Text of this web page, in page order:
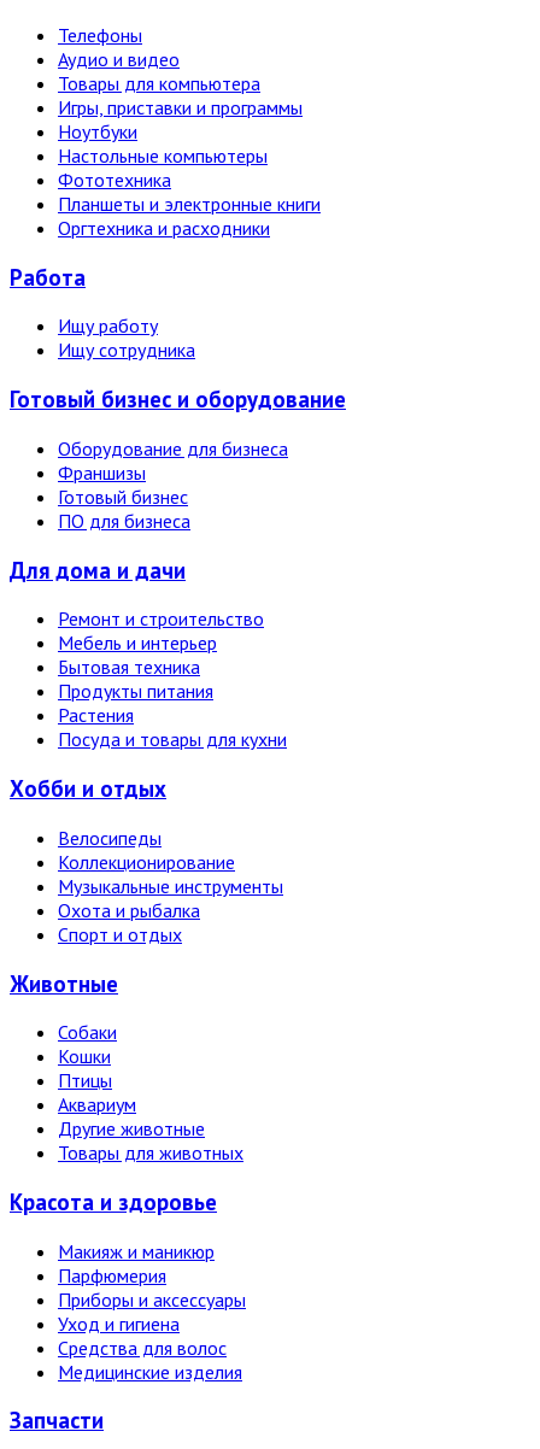
Телефоны
Аудио и видео
Товары для компьютера
Игры, приставки и программы
Ноутбуки
Настольные компьютеры
Фототехника
Планшеты и электронные книги
Оргтехника и расходники
Работа
Ищу работу
Ищу сотрудника
Готовый бизнес и оборудование
Оборудование для бизнеса
Франшизы
Готовый бизнес
ПО для бизнеса
Для дома и дачи
Ремонт и строительство
Мебель и интерьер
Бытовая техника
Продукты питания
Растения
Посуда и товары для кухни
Хобби и отдых
Велосипеды
Коллекционирование
Музыкальные инструменты
Охота и рыбалка
Спорт и отдых
Животные
Собаки
Кошки
Птицы
Аквариум
Другие животные
Товары для животных
Красота и здоровье
Макияж и маникюр
Парфюмерия
Приборы и аксессуары
Уход и гигиена
Средства для волос
Медицинские изделия
Запчасти